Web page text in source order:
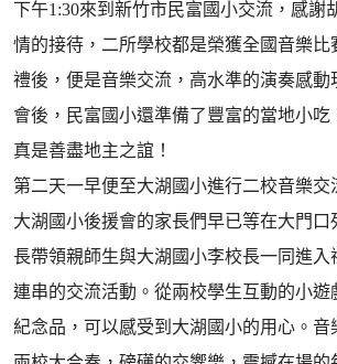
下午1:30來到新竹市民富國小交流，感謝
情的接待，二所學校都是榮獲全國音樂比
禮後，便是音樂交流，高水準的演奏感動
會後，民富國小還準備了豐富的當地小吃
真是善盡地主之誼！
第二天一早便至大湖國小進行二校音樂交
大湖國小後援會的家長們早已等在大門口
長帶領親師生與大湖國小李校長一同進入
連串的交流活動。從兩校學生互動的小遊
紀念品，可以感受到大湖國小的用心。音